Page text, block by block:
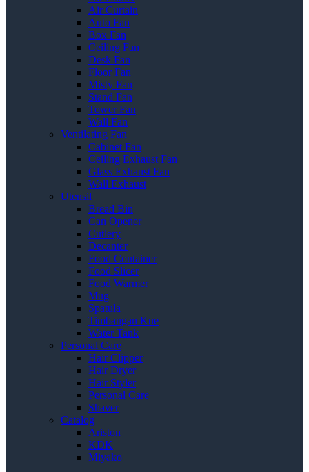
Air Curtain
Auto Fan
Box Fan
Ceiling Fan
Desk Fan
Floor Fan
Misty Fan
Stand Fan
Tower Fan
Wall Fan
Ventilating Fan
Cabinet Fan
Ceiling Exhaust Fan
Glass Exhaust Fan
Wall Exhaust
Utensil
Bread Bin
Can Opener
Cutlery
Decanter
Food Container
Food Slicer
Food Warmer
Mug
Spatula
Timbangan Kue
Water Tank
Personal Care
Hair Clipper
Hair Dryer
Hair Styler
Personal Care
Shaver
Catalog
Ariston
KDK
Miyako